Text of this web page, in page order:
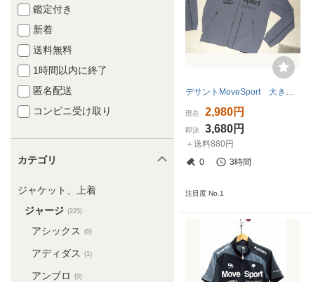
鑑定付き
新着
送料無料
1時間以内に終了
匿名配送
コンビニ受け取り
カテゴリ
ジャケット、上着
ジャージ (225)
アシックス (0)
アディダス (1)
アンブロ (0)
デサントMoveSport 大きいサイズO トランスファージップアップジャケット/ブルゾン DAT-1051 日本製 グレー 丈短め 中古良品
現在 2,980円
即決 3,680円
＋送料880円
0
3時間
注目度 No.1